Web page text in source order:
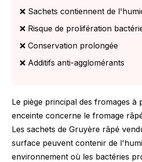
❌ Sachets contiennent de
❌ Risque de prolifération
❌ Conservation prolongée
❌ Additifs anti-agglomérants
Le piège principal des fromages à
enceinte concerne le fromage
Les sachets de Gruyère râpé
surface peuvent contenir de
environnement où les bactéries